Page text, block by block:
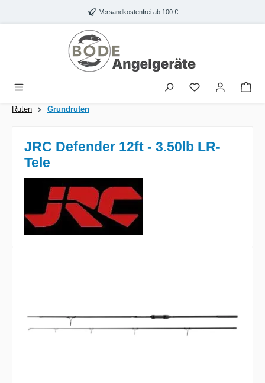
Zum Hauptinhalt springen Versandkostenfrei ab 100 €
Ruten Grundruten
JRC Defender 12ft - 3.50lb LR-
Tele